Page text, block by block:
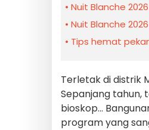
Nuit Blanche
Nuit Blanche
Tips hemat
Terletak di distrik
Sepanjang tahun,
bioskop...
program yang